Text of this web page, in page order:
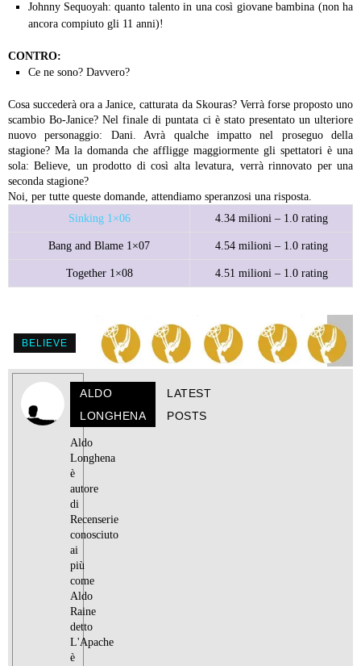
Johnny Sequoyah: quanto talento in una così giovane bambina (non ha
ancora compiuto gli 11 anni)!
CONTRO:
Ce ne sono? Davvero?
Cosa succederà ora a Janice, catturata da Skouras? Verrà forse proposto uno
scambio Bo-Janice? Nel finale di puntata ci è stato presentato un ulteriore
nuovo personaggio: Dani. Avrà qualche impatto nel proseguo della
stagione? Ma la domanda che affligge maggiormente gli spettatori è una
sola: Believe, un prodotto di così alta levatura, verrà rinnovato per una
seconda stagione?
Noi, per tutte queste domande, attendiamo speranzosi una risposta.
Sinking 1×06
4.34 milioni – 1.0 rating
Bang and Blame 1×07 4.54 milioni – 1.0 rating
Together 1×08 4.51 milioni – 1.0 rating
BELIEVE
ALDO
LONGHENA
LATEST
POSTS
Aldo
Longhena
è
autore
di
Recenserie
conosciuto
ai
più
come
Aldo
Raine
detto
L'Apache
è